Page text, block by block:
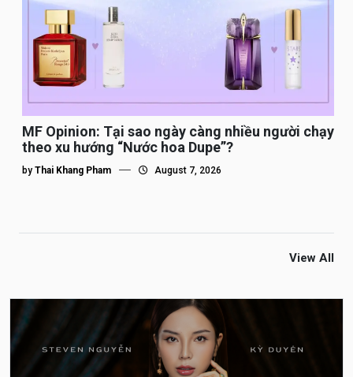
MF Opinion: Tại sao ngày càng nhiều người chạy
theo xu hướng “Nước hoa Dupe”?
by Thai Khang Pham August 7, 2026
View All